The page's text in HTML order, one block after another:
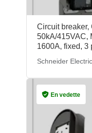
Circuit breaker,
50kA/415VAC,
1600A, fixed, 3
Schneider Electric
En vedette